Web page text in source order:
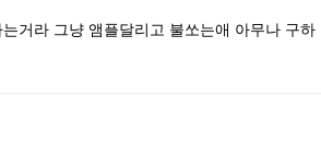
거라 그냥 앰플달리고 불쏘는애 아무나 구하